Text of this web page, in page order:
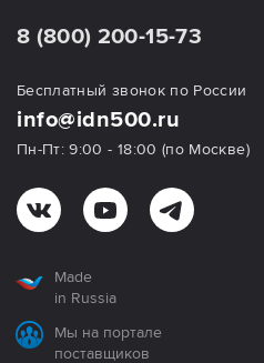
8 (800) 200-15-73
Бесплатный звонок по России
info@idn500.ru
Пн-Пт: 9:00 - 18:00 (по Москве)
Made
in Russia
Мы на портале
поставщиков